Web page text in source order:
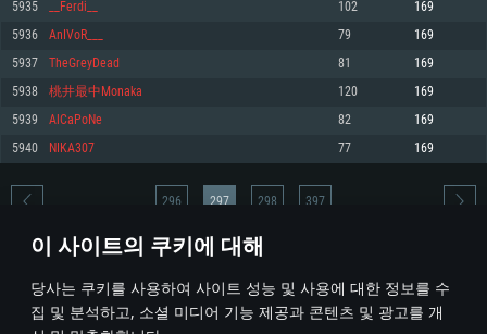
이 사이트의 쿠키에 대해
당사는 쿠키를 사용하여 사이트 성능 및 사용에 대한 정보를 수
집 및 분석하고, 소셜 미디어 기능 제공과 콘텐츠 및 광고를 개
권장 사양
570 혹은 그 이상
여유 저장 공간: 62.2 GB (전체 클라이언트)
권장 사양
네트워크: 브로드밴드 인터넷
여유 저장 공간: 62.2 GB (전체 클라이언트)
권장 사양
운영체제: Ubuntu 20.04 64bit
프로세서: Intel Core i7
메모리: 16 GB
그래픽 카드: Vulkan 을 지원하고, 최신 그래픽 드라이버를 지원하는 NVIDIA
1060 (6개월 미만) 혹은 그와 동급의 성능을 가지며 최신 그래픽 드라이버를
지원하는 AMD RX 570 (6개월 미만; 최소사양 지원 해상도 720p) 이상
여유 저장 공간: 62.2 GB (전체 클라이언트)
5935 __Ferdi__ 102 169
5936 AnIVoR___ 79 169
5937 TheGreyDead 81 169
5938 桃井最中Monaka 120 169
5939 AlCaPoNe 82 169
5940 NIKA307 77 169
* 순위표는 매일 1회 갱신됩니다
296 297 298 397